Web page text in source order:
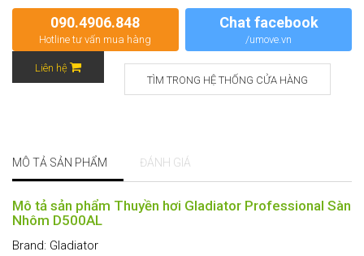
090.4906.848
Hotline tư vấn mua hàng
Chat facebook
/umove.vn
Liên hệ
TÌM TRONG HỆ THỐNG CỬA HÀNG
MÔ TẢ SẢN PHẨM ĐÁNH GIÁ
Mô tả sản phẩm Thuyền hơi Gladiator Professional Sàn
Nhôm D500AL
Brand: Gladiator